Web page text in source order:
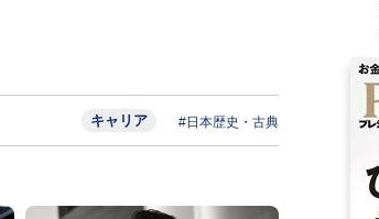
キャリア #日本歴史・古典